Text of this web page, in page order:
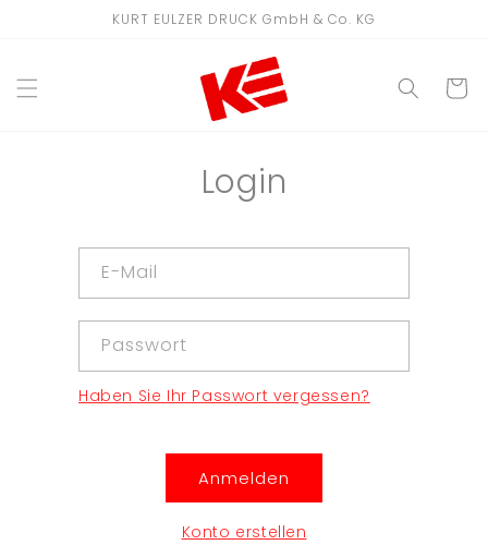
KURT EULZER DRUCK GmbH & Co. KG
Login
E-Mail
Passwort
Haben Sie Ihr Passwort vergessen?
Anmelden
Konto erstellen